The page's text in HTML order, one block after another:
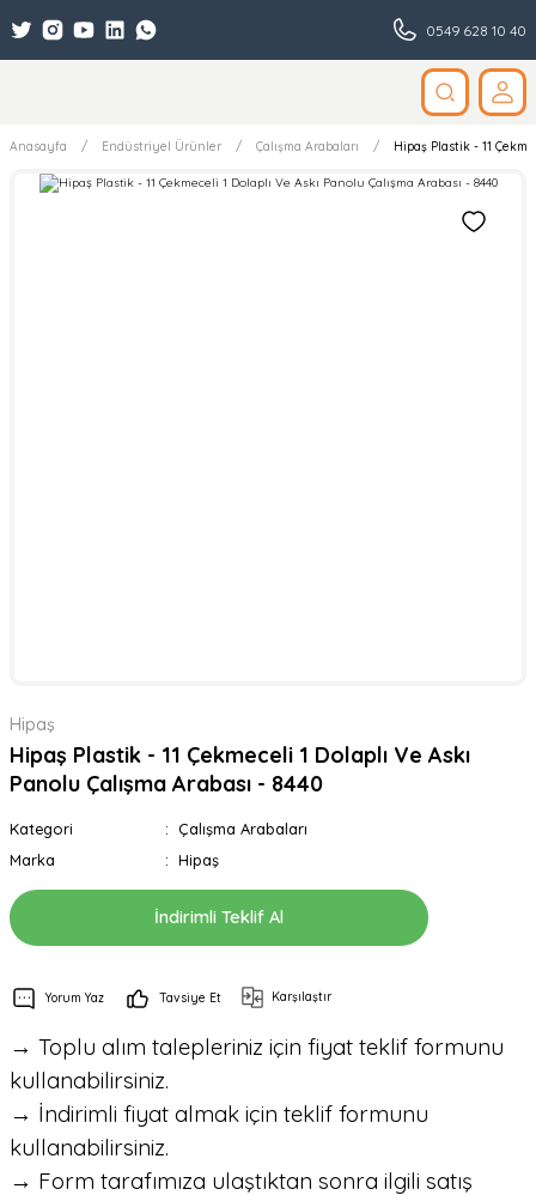
0549 628 10 40
Anasayfa Endüstriyel Ürünler Çalışma Arabaları Hipaş Plastik - 11
Hipaş
Hipaş Plastik - 11 Çekmeceli 1 Dolaplı Ve Askı
Panolu Çalışma Arabası - 8440
Kategori
Çalışma Arabaları
Marka
Hipaş
İndirimli Teklif Al
Yorum Yaz Tavsiye Et Karşılaştır
→ Toplu alım talepleriniz için fiyat teklif formunu
kullanabilirsiniz.
→ İndirimli fiyat almak için teklif formunu
kullanabilirsiniz.
→ Form tarafımıza ulaştıktan sonra ilgili satış